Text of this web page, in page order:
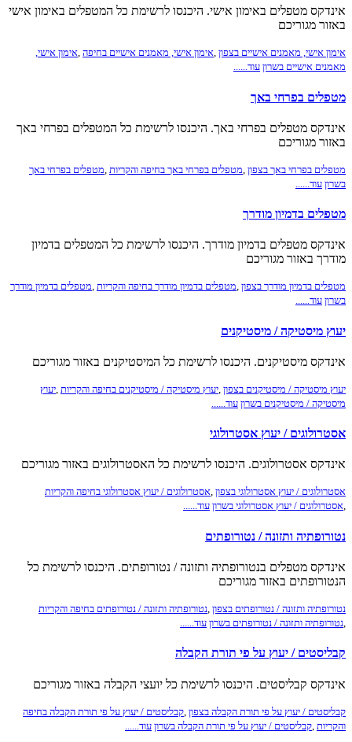
אינדקס מטפלים באימון אישי. היכנסו לרשימת כל המטפלים באימון אישי
באזור מגוריכם
אימון אישי, מאמנים אישיים בצפון ,אימון אישי, מאמנים אישיים בחיפה ,אימון אישי,
מאמנים אישיים בשרון עוד......
מטפלים בפרחי באך
אינדקס מטפלים בפרחי באך. היכנסו לרשימת כל המטפלים בפרחי באך
באזור מגוריכם
מטפלים בפרחי באך בצפון מטפלים בפרחי באך בחיפה והקריות מטפלים בפרחי באך
בשרון עוד......
מטפלים בדמיון מודרך
אינדקס מטפלים בדמיון מודרך. היכנסו לרשימת כל המטפלים בדמיון
מודרך באזור מגוריכם
מטפלים בדמיון מודרך בצפון ,מטפלים בדמיון מודרך בחיפה והקריות ,מטפלים בדמיון מודרך
בשרון עוד......
יעוץ מיסטיקה / מיסטיקנים
אינדקס מיסטיקנים. היכנסו לרשימת כל המיסטיקנים באזור מגוריכם
יעוץ מיסטיקה / מיסטיקנים בצפון יעוץ מיסטיקה / מיסטיקנים בחיפה והקריות יעוץ
מיסטיקה / מיסטיקנים בשרון עוד......
אסטרולוגים / יעוץ אסטרולוגי
אינדקס אסטרולוגים. היכנסו לרשימת כל האסטרולוגים באזור מגוריכם
אסטרולוגים / יעוץ אסטרולוגי בצפון ,אסטרולוגים / יעוץ אסטרולוגי בחיפה והקריות
,אסטרולוגים / יעוץ אסטרולוגי בשרון עוד......
נטורופתיה ותזונה / נטורופתים
אינדקס מטפלים בנטורופתיה ותזונה / נטורופתים. היכנסו לרשימת כל
הנטורופתים באזור מגוריכם
נטורופתיה ותזונה / נטורופתים בצפון נטורופתיה ותזונה / נטורופתים בחיפה והקריות
נטורופתיה ותזונה / נטורופתים בשרון עוד......
קבליסטים / יעוץ על פי תורת הקבלה
אינדקס קבליסטים. היכנסו לרשימת כל יועצי הקבלה באזור מגוריכם
קבליסטים / יעוץ על פי תורת הקבלה בצפון קבליסטים / יעוץ על פי תורת הקבלה בחיפה
והקריות קבליסטים / יעוץ על פי תורת הקבלה בשרון עוד......